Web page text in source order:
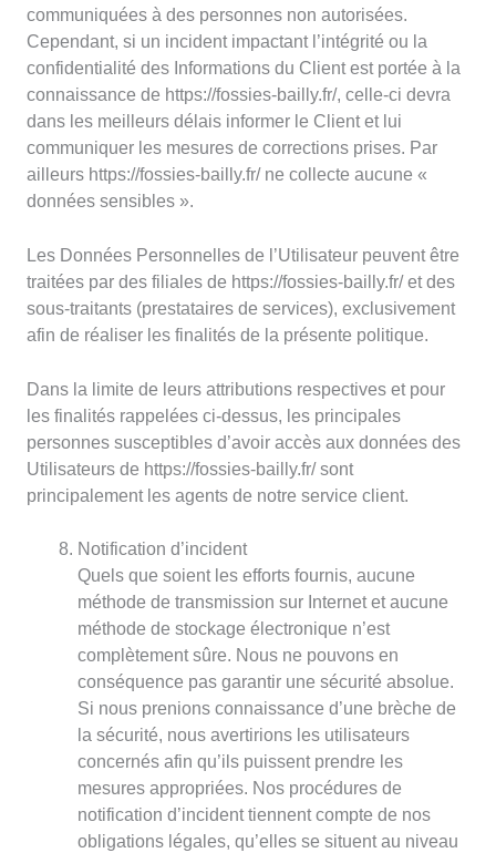
communiquées à des personnes non autorisées.
Cependant, si un incident impactant l’intégrité ou la
confidentialité des Informations du Client est portée à la
connaissance de https://fossies-bailly.fr/, celle-ci devra
dans les meilleurs délais informer le Client et lui
communiquer les mesures de corrections prises. Par
ailleurs https://fossies-bailly.fr/ ne collecte aucune «
données sensibles ».
Les Données Personnelles de l’Utilisateur peuvent être
traitées par des filiales de https://fossies-bailly.fr/ et des
sous-traitants (prestataires de services), exclusivement
afin de réaliser les finalités de la présente politique.
Dans la limite de leurs attributions respectives et pour
les finalités rappelées ci-dessus, les principales
personnes susceptibles d’avoir accès aux données des
Utilisateurs de https://fossies-bailly.fr/ sont
principalement les agents de notre service client.
Notification d’incident
Quels que soient les efforts fournis, aucune
méthode de transmission sur Internet et aucune
méthode de stockage électronique n’est
complètement sûre. Nous ne pouvons en
conséquence pas garantir une sécurité absolue.
Si nous prenions connaissance d’une brèche de
la sécurité, nous avertirions les utilisateurs
concernés afin qu’ils puissent prendre les
mesures appropriées. Nos procédures de
notification d’incident tiennent compte de nos
obligations légales, qu’elles se situent au niveau